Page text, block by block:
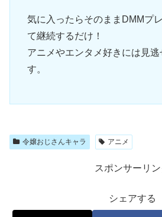
気に入ったらそのままDMMプ
て継続するだけ！
アニメやエンタメ好きには見
す。
令嬢おじさんキャラ アニメ
スポンサーリン
シェアする